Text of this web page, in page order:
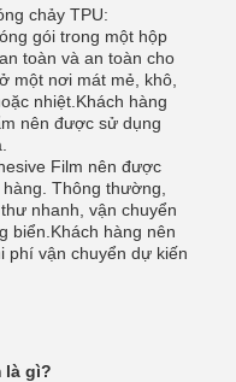
chảy TPU:
gói trong một hộp
toàn và an toàn cho
một nơi mát mẻ, khô,
nhiệt.Khách hàng
nên được sử dụng
Film nên được
Thông thường,
nhanh, vận chuyển
biển.Khách hàng nên
phí vận chuyển dự kiến
là gì?